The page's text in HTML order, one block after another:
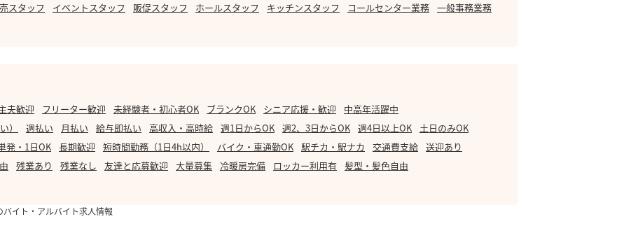
スタッフ イベントスタッフ 販促スタッフ ホールスタッフ キッチンスタッフ コールセンター業務 一般事務業務
夫歓迎 フリーター歓迎 未経験者・初心者OK ブランクOK シニア応援・歓迎
中高年活躍中
） 週払い 月払い 給与即払い 高収入・高時給 週1日からOK 週2、3日からOK 週4日以上OK
土日のみOK
発・1日OK 長期歓迎 短時間勤務（1日4h以内） バイク・車通勤OK 駅チカ・駅ナカ 交通費支給 送迎あり
残業あり 残業なし 友達と応募歓迎 大量募集 冷暖房完備 ロッカー利用有 髪型・髪色自由
イト・アルバイト求人情報